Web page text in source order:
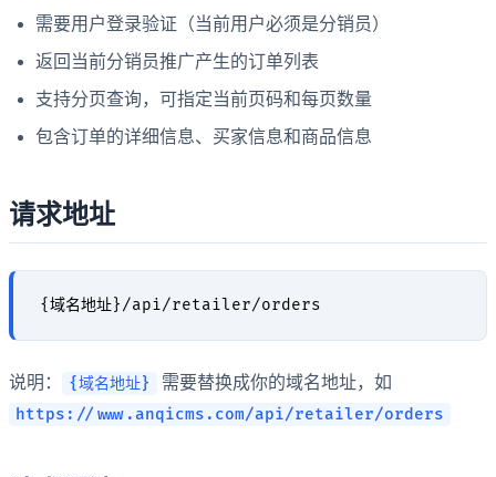
需要用户登录验证（当前用户必须是分销员）
返回当前分销员推广产生的订单列表
支持分页查询，可指定当前页码和每页数量
包含订单的详细信息、买家信息和商品信息
请求地址
说明： {域名地址}
需要替换成你的域名地址，如
https://www.anqicms.com/api/retailer/orders